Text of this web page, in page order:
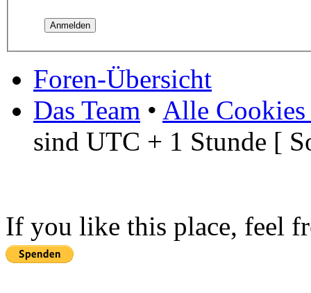
Foren-Übersicht
Das Team • Alle Cookies
sind UTC + 1 Stunde [
If you like this place, feel